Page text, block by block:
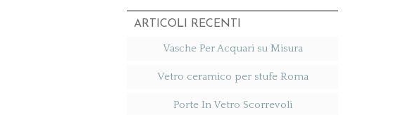
ARTICOLI RECENTI
Vasche Per Acquari su Misura
Vetro ceramico per stufe Roma
Porte In Vetro Scorrevoli